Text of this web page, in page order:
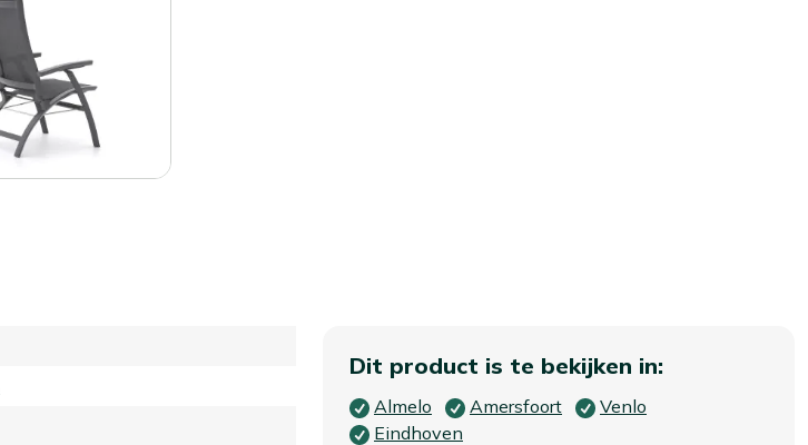
Dit product is te bekijken in:
Almelo Amersfoort
Venlo
Eindhoven